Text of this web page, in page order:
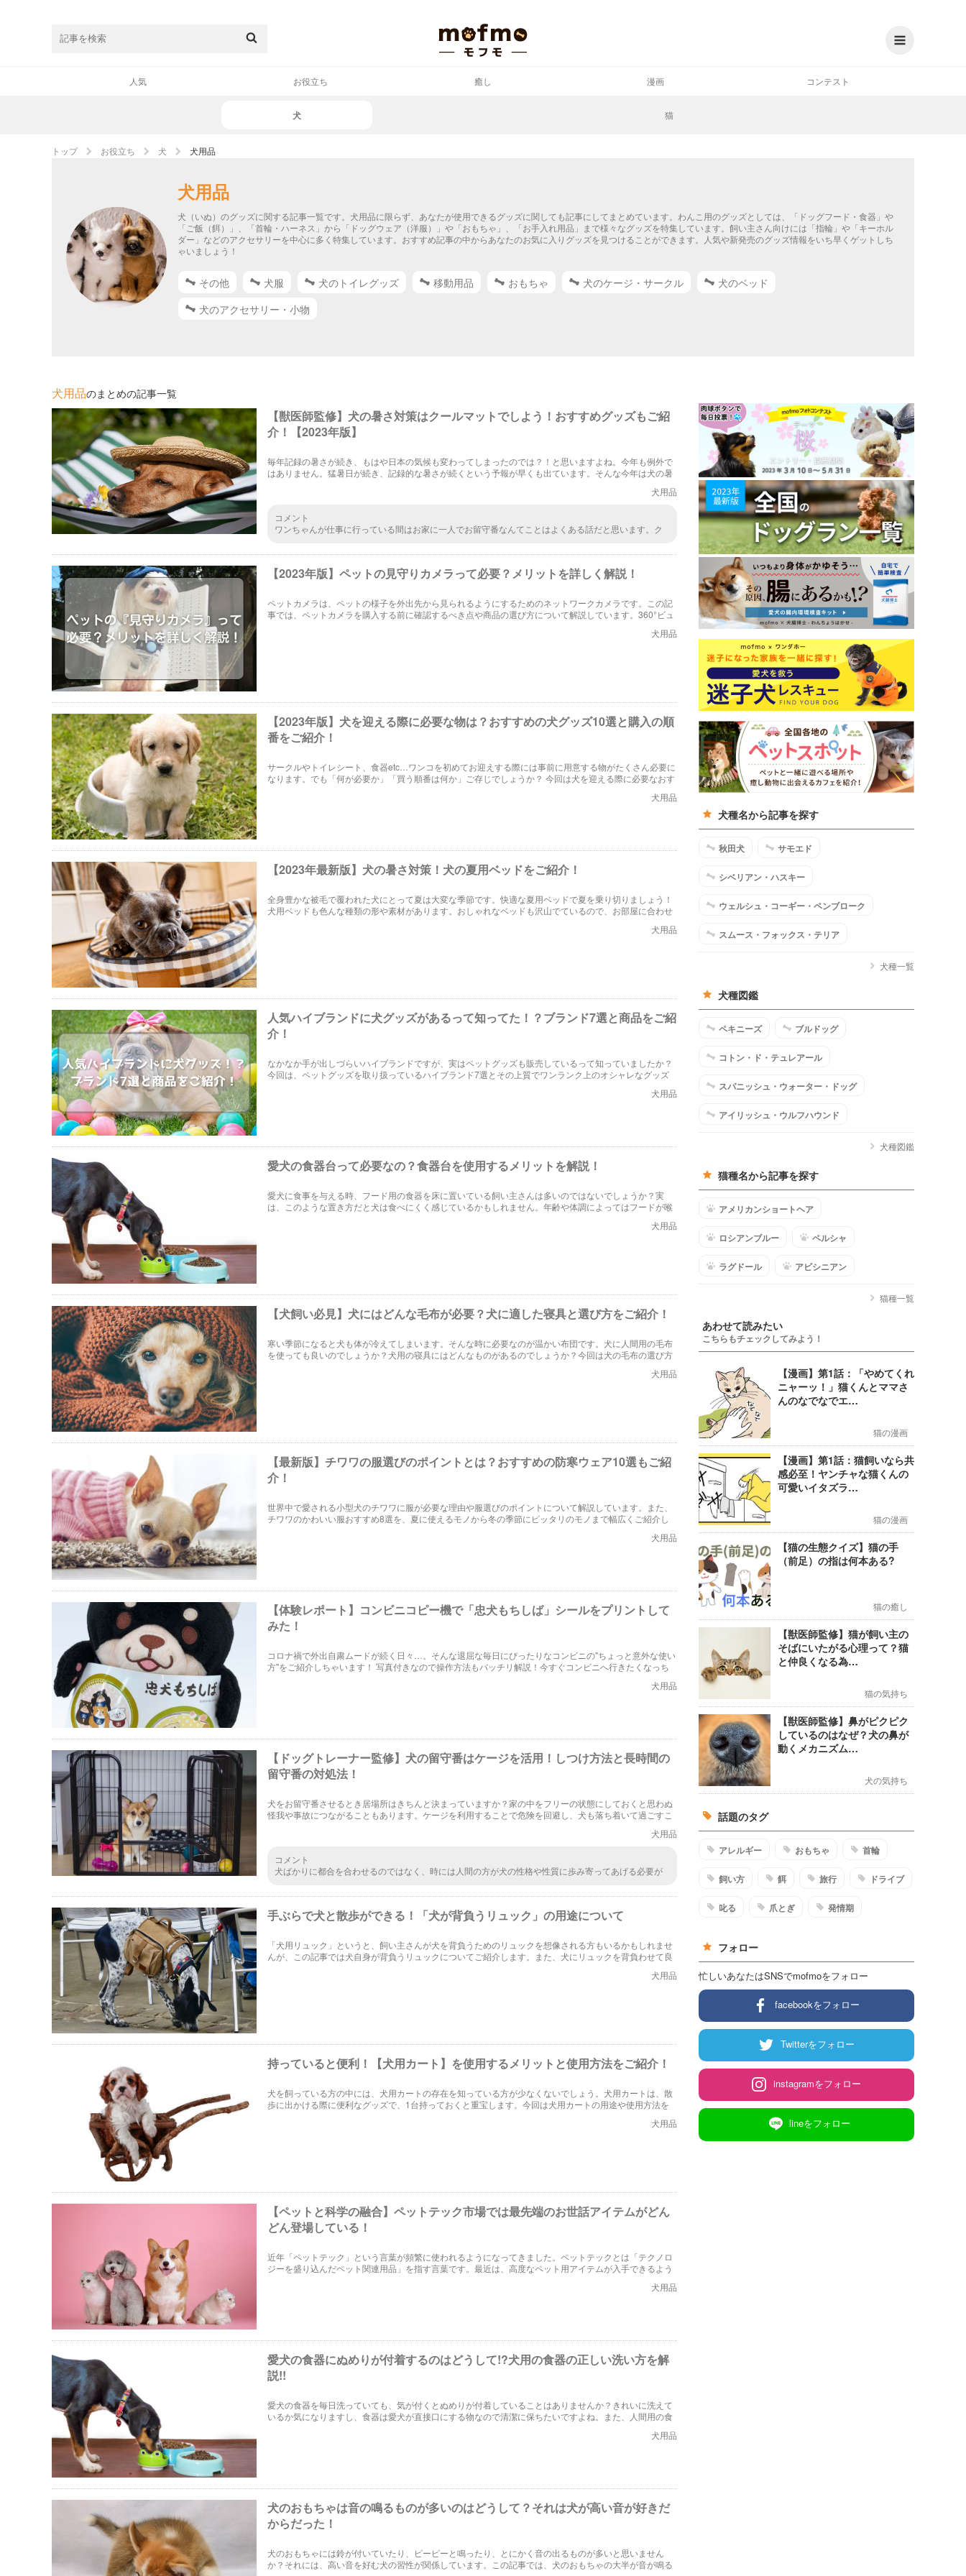
人気 お役立ち 癒し 漫画 コンテスト
犬 猫
トップ お役立ち 犬 犬用品
犬用品
犬（いぬ）のグッズに関する記事一覧です。犬用品に限らず、あなたが使用できるグッズに関しても記事にしてまとめています。わんこ用のグッズとしては、「ドッグフード・食器」や
「ご飯（餌）」、「首輪・ハーネス」から「ドッグウェア（洋服）」や「おもちゃ」、「お手入れ用品」まで様々なグッズを特集しています。飼い主さん向けには「指輪」や「キーホル
ダー」などのアクセサリーを中心に多く特集しています。おすすめ記事の中からあなたのお気に入りグッズを見つけることができます。人気や新発売のグッズ情報をいち早くゲットしち
ゃいましょう！
その他 犬服 犬のトイレグッズ 移動用品 おもちゃ 犬のケージ・サークル
犬のベッド
犬のアクセサリー・小物
犬用品のまとめの記事一覧
【獣医師監修】犬の暑さ対策はクールマットでしよう！おすすめグッズもご紹
介！【2023年版】
毎年記録の暑さが続き、もはや日本の気候も変わってしまったのでは？！と思いますよね。今年も例外で
はありません。猛暑日が続き、記録的な暑さが続くという予報が早くも出ています。そんな今年は犬の暑
犬用品
コメント
ワンちゃんが仕事に行っている間はお家に一人でお留守番なんてことはよくある話だと思います。ク
で、こうしたクールマットが重宝されるんだと思います。
【2023年版】ペットの見守りカメラって必要？メリットを詳しく解説！
ペットカメラは、ペットの様子を外出先から見られるようにするためのネットワークカメラです。この記
事では、ペットカメラを購入する前に確認するべき点や商品の選び方について解説しています。360°ビュ
犬用品
【2023年版】犬を迎える際に必要な物は？おすすめの犬グッズ10選と購入の順
番をご紹介！
サークルやトイレシート、食器etc…ワンコを初めてお迎えする際には事前に用意する物がたくさん必要に
なります。でも「何が必要か」「買う順番は何か」ご存じでしょうか？ 今回は犬を迎える際に必要なおす
犬用品
【2023年最新版】犬の暑さ対策！犬の夏用ベッドをご紹介！
全身豊かな被毛で覆われた犬にとって夏は大変な季節です。快適な夏用ベッドで夏を乗り切りましょう！
犬用ベッドも色んな種類の形や素材があります。おしゃれなベッドも沢山でているので、お部屋に合わせ
犬用品
人気ハイブランドに犬グッズがあるって知ってた！？ブランド7選と商品をご紹
介！
なかなか手が出しづらいハイブランドですが、実はペットグッズも販売しているって知っていましたか？
今回は、ペットグッズを取り扱っているハイブランド7選とその上質でワンランク上のオシャレなグッズ
犬用品
愛犬の食器台って必要なの？食器台を使用するメリットを解説！
愛犬に食事を与える時、フード用の食器を床に置いている飼い主さんは多いのではないでしょうか？実
は、このような置き方だと犬は食べにくく感じているかもしれません。年齢や体調によってはフードが喉
犬用品
【犬飼い必見】犬にはどんな毛布が必要？犬に適した寝具と選び方をご紹介！
寒い季節になると犬も体が冷えてしまいます。そんな時に必要なのが温かい布団です。犬に人間用の毛布
を使っても良いのでしょうか？犬用の寝具にはどんなものがあるのでしょうか？今回は犬の毛布の選び方
犬用品
【最新版】チワワの服選びのポイントとは？おすすめの防寒ウェア10選もご紹
介！
世界中で愛される小型犬のチワワに服が必要な理由や服選びのポイントについて解説しています。また、
チワワのかわいい服おすすめ8選を、夏に使えるモノから冬の季節にピッタリのモノまで幅広くご紹介し
犬用品
【体験レポート】コンビニコピー機で「忠犬もちしば」シールをプリントして
みた！
コロナ禍で外出自粛ムードが続く日々…。そんな退屈な毎日にぴったりなコンビニの"ちょっと意外な使い
方"をご紹介しちゃいます！ 写真付きなので操作方法もバッチリ解説！今すぐコンビニへ行きたくなっち
犬用品
【ドッグトレーナー監修】犬の留守番はケージを活用！しつけ方法と長時間の
留守番の対処法！
犬をお留守番させるとき居場所はきちんと決まっていますか？家の中をフリーの状態にしておくと思わぬ
怪我や事故につながることもあります。ケージを利用することで危険を回避し、犬も落ち着いて過ごすこ
犬用品
コメント
犬ばかりに都合を合わせるのではなく、時には人間の方が犬の性格や性質に歩み寄ってあげる必要が
事？意味解らないんですが…‼︎
手ぶらで犬と散歩ができる！「犬が背負うリュック」の用途について
「犬用リュック」というと、飼い主さんが犬を背負うためのリュックを想像される方もいるかもしれませ
んが、この記事では犬自身が背負うリュックについてご紹介します。また、犬にリュックを背負わせて良
犬用品
持っていると便利！【犬用カート】を使用するメリットと使用方法をご紹介！
犬を飼っている方の中には、犬用カートの存在を知っている方が少なくないでしょう。犬用カートは、散
歩に出かける際に便利なグッズで、1台持っておくと重宝します。今回は犬用カートの用途や使用方法を
犬用品
【ペットと科学の融合】ペットテック市場では最先端のお世話アイテムがどん
どん登場している！
近年「ペットテック」という言葉が頻繁に使われるようになってきました。ペットテックとは「テクノロ
ジーを盛り込んだペット関連用品」を指す言葉です。最近は、高度なペット用アイテムが入手できるよう
犬用品
愛犬の食器にぬめりが付着するのはどうして!?犬用の食器の正しい洗い方を解
説!!
愛犬の食器を毎日洗っていても、気が付くとぬめりが付着していることはありませんか？きれいに洗えて
いるか気になりますし、食器は愛犬が直接口にする物なので清潔に保ちたいですよね。また、人間用の食
犬用品
犬のおもちゃは音の鳴るものが多いのはどうして？それは犬が高い音が好きだ
からだった！
犬のおもちゃには鈴が付いていたり、ピーピーと鳴ったり、とにかく音の出るものが多いと思いません
か？それには、高い音を好む犬の習性が関係しています。この記事では、犬のおもちゃの大半が音が鳴る
犬種名から記事を探す
秋田犬 サモエド
シベリアン・ハスキー
ウェルシュ・コーギー・ペンブローク
スムース・フォックス・テリア
犬種一覧
犬種図鑑
ペキニーズ ブルドッグ
コトン・ド・テュレアール
スパニッシュ・ウォーター・ドッグ
アイリッシュ・ウルフハウンド
犬種図鑑
猫種名から記事を探す
アメリカンショートヘア
ロシアンブルー ペルシャ
ラグドール アビシニアン
猫種一覧
あわせて読みたい
こちらもチェックしてみよう！
【漫画】第1話：「やめてくれ
ニャーッ！」猫くんとママさ
んのなでなでエ…
猫の漫画
【漫画】第1話：猫飼いなら共
感必至！ヤンチャな猫くんの
可愛いイタズラ…
猫の漫画
【猫の生態クイズ】猫の手
（前足）の指は何本ある?
猫の癒し
【獣医師監修】猫が飼い主の
そばにいたがる心理って？猫
と仲良くなる為…
猫の気持ち
【獣医師監修】鼻がピクピク
しているのはなぜ？犬の鼻が
動くメカニズム…
犬の気持ち
話題のタグ
アレルギー おもちゃ 首輪
飼い方 餌 旅行 ドライブ
叱る 爪とぎ 発情期
フォロー
忙しいあなたはSNSでmofmoをフォロー
facebookをフォロー
Twitterをフォロー
instagramをフォロー
lineをフォロー